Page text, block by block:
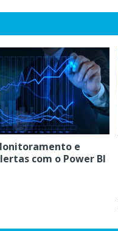
e
com o Power BI